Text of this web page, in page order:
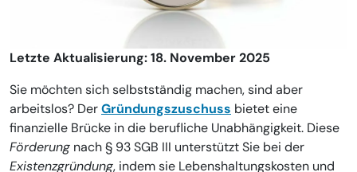
Letzte Aktualisierung: 18. November 2025
Sie möchten sich selbstständig machen, sind aber
arbeitslos? DerGründungszuschuss bietet eine
finanzielle Brücke in die berufliche Unabhängigkeit. Diese
Förderung nach § 93 SGB III unterstützt Sie bei der
Existenzgründung, indem sie Lebenshaltungskosten und